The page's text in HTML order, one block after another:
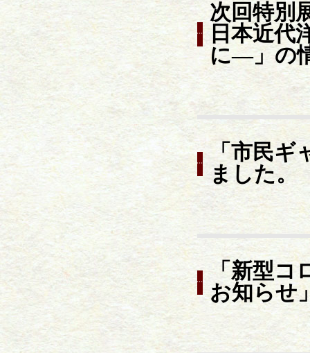
次回特別
日本近代
に―」の
「市民ギ
ました。
「新型コ
お知らせ